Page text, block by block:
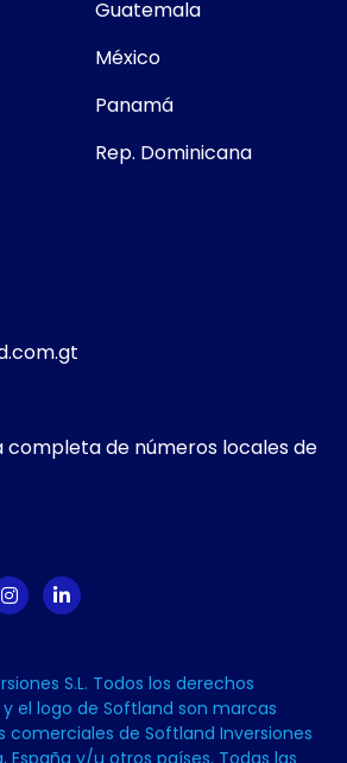
Guatemala
México
Panamá
Rep. Dominicana
completa de números locales de
S.L. Todos los derechos
el logo de Softland son marcas
comerciales de Softland Inversiones